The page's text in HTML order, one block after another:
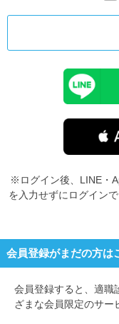
※ログイン後、LINE・
を入力せずにログイン
会員登録がまだの方は
会員登録すると、 適職
ざまな会員限定のサー